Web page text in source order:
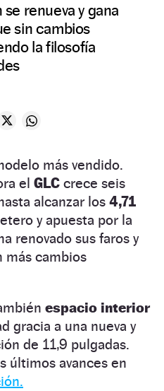
renueva y gana
sin cambios
la filosofía
más vendido.
el GLC crece seis
alcanzar los 4,71
y apuesta por la
renovado sus faros y
más cambios
espacio interior
gracia a una nueva y
de 11,9 pulgadas.
últimos avances en